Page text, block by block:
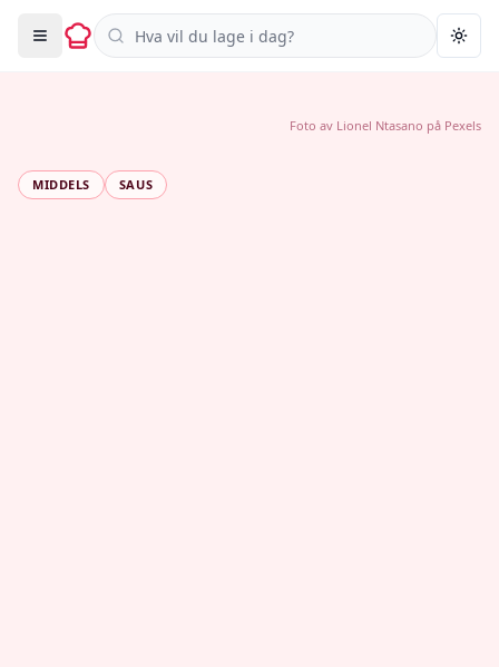
Søk i oppskrifter
MIDDELS SAUS
Foto av Lionel Ntasano på Pexels